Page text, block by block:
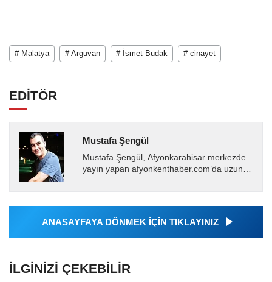
# Malatya # Arguvan # İsmet Budak # cinayet
EDİTÖR
Mustafa Şengül
Mustafa Şengül, Afyonkarahisar merkezde
yayın yapan afyonkenthaber.com’da uzun
almakta, haber akışı...
ANASAYFAYA DÖNMEK İÇİN TIKLAYINIZ
İLGINIZI ÇEKEBILIR